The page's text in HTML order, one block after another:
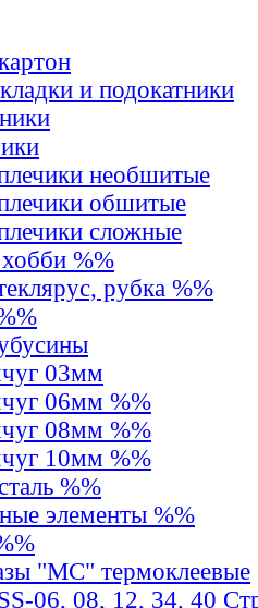
и подокатники
необшитые
обшитые
сложные
%%
рубка %%
03мм
06мм %%
08мм %%
10мм %%
%%
элементы %%
"MС" термоклеевые
06, 08, 12, 34, 40